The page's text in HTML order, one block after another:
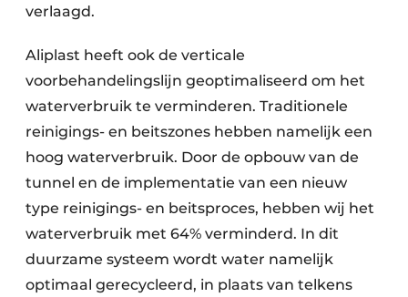
verlaagd.
Aliplast heeft ook de verticale
voorbehandelingslijn geoptimaliseerd om het
waterverbruik te verminderen. Traditionele
reinigings- en beitszones hebben namelijk een
hoog waterverbruik. Door de opbouw van de
tunnel en de implementatie van een nieuw
type reinigings- en beitsproces, hebben wij het
waterverbruik met 64% verminderd. In dit
duurzame systeem wordt water namelijk
optimaal gerecycleerd, in plaats van telkens